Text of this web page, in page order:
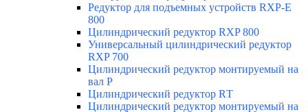
Редуктор для подъемных устройств RXP-E
800
Цилиндрический редуктор RXP 800
Универсальный цилиндрический редуктор
RXP 700
Цилиндрический редуктор монтируемый на
вал Р
Цилиндрический редуктор RТ
Цилиндрический редуктор монтируемый на